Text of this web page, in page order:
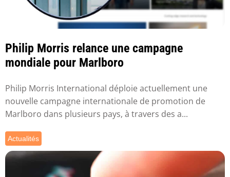
Philip Morris relance une campagne
mondiale pour Marlboro
Philip Morris International déploie actuellement une
nouvelle campagne internationale de promotion de
Marlboro dans plusieurs pays, à travers des a...
Actualités